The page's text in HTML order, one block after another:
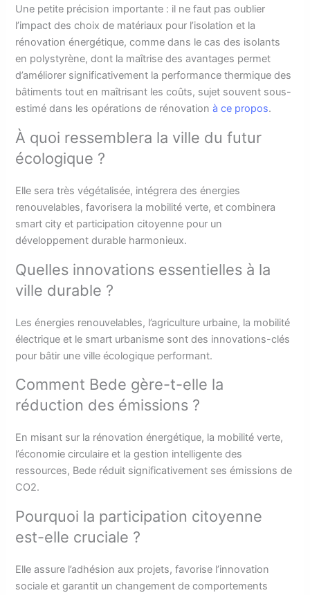
Une petite précision importante : il ne faut pas oublier
l’impact des choix de matériaux pour l’isolation et la
rénovation énergétique, comme dans le cas des isolants
en polystyrène, dont la maîtrise des avantages permet
d’améliorer significativement la performance thermique des
bâtiments tout en maîtrisant les coûts, sujet souvent sous-
estimé dans les opérations de rénovationà ce propos.
À quoi ressemblera la ville du futur
écologique ?
Elle sera très végétalisée, intégrera des énergies
renouvelables, favorisera la mobilité verte, et combinera
smart city et participation citoyenne pour un
développement durable harmonieux.
Quelles innovations essentielles à la
ville durable ?
Les énergies renouvelables, l’agriculture urbaine, la mobilité
électrique et le smart urbanisme sont des innovations-clés
pour bâtir une ville écologique performant.
Comment Bede gère-t-elle la
réduction des émissions ?
En misant sur la rénovation énergétique, la mobilité verte,
l’économie circulaire et la gestion intelligente des
ressources, Bede réduit significativement ses émissions de
CO2.
Pourquoi la participation citoyenne
est-elle cruciale ?
Elle assure l’adhésion aux projets, favorise l’innovation
sociale et garantit un changement de comportements